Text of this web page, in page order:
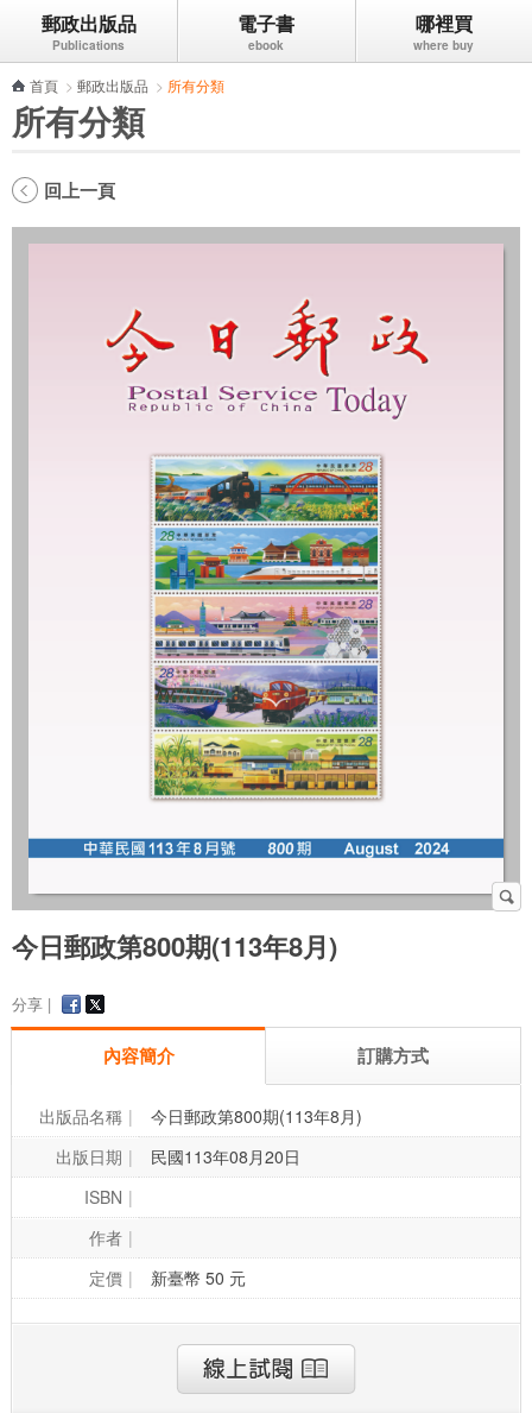
跳到主要內容區塊
郵政出版品 電子書 哪裡買
首頁 > 郵政出版品 > 所有分類
所有分類
回上一頁
今日郵政第800期(113年8月)
分享 |
內容簡介 訂購方式
出版品名稱
今日郵政第800期(113年8月)
出版日期
民國113年08月20日
ISBN
作者
定價
新臺幣 50 元